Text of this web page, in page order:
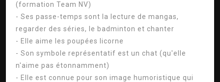
(formation Team NV)
- Ses passe-temps sont la lecture de mangas,
regarder des séries, le badminton et chanter
- Elle aime les poupées licorne
- Son symbole représentatif est un chat (qu'elle
n'aime pas étonnamment)
- Elle est connue pour son image humoristique qui